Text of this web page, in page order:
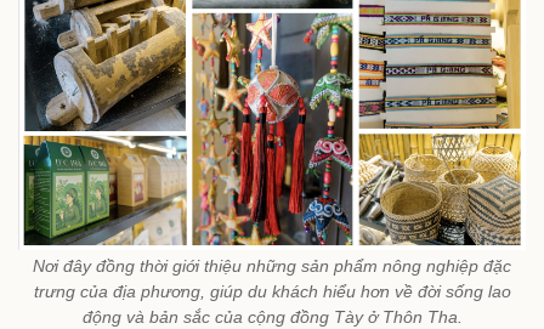
Nơi đây đồng thời giới thiệu những sản phẩm nông nghiệp đặc
trưng của địa phương, giúp du khách hiểu hơn về đời sống lao
động và bản sắc của cộng đồng Tày ở Thôn Tha.